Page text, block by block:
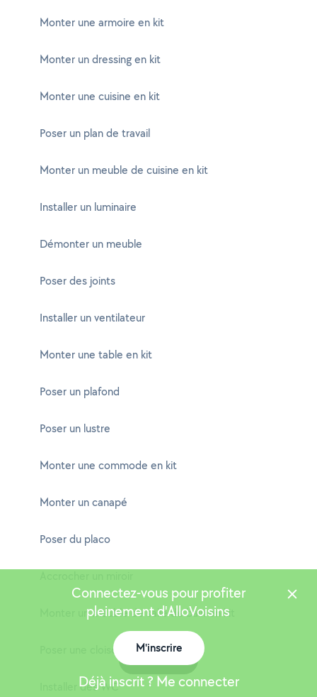
Monter une armoire en kit
Monter un dressing en kit
Monter une cuisine en kit
Poser un plan de travail
Monter un meuble de cuisine en kit
Installer un luminaire
Démonter un meuble
Poser des joints
Installer un ventilateur
Monter une table en kit
Poser un plafond
Poser un lustre
Monter une commode en kit
Monter un canapé
Poser du placo
Monter un meuble de salle de bain en kit
Poser une cloison
Installer des WC
Connectez-vous pour profiter
pleinement d'AlloVoisins
M'inscrire
Déjà inscrit ? Me connecter